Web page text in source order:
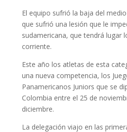
El equipo sufrió la baja del
que sufrió una lesión que le
sudamericana, que tendrá lugar
corriente.
Este año los atletas de esta
una nueva competencia, los
Panamericanos Juniors que se
Colombia entre el 25 de
diciembre.
La delegación viajo en las